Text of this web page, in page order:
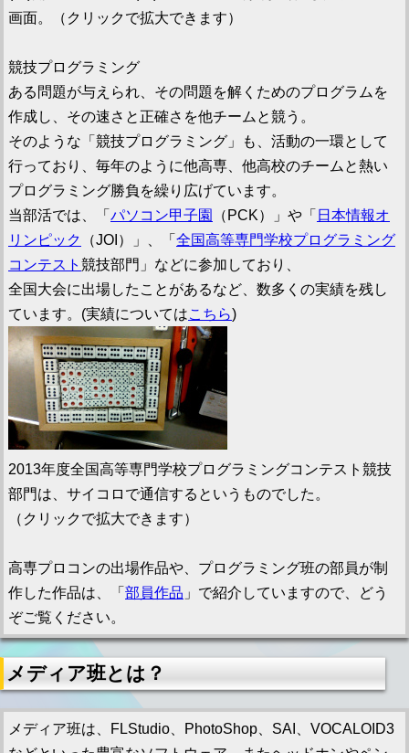
画面。（クリックで拡大できます）
競技プログラミング
ある問題が与えられ、その問題を解くためのプログラムを
作成し、その速さと正確さを他チームと競う。
そのような「競技プログラミング」も、活動の一環として
行っており、毎年のように他高専、他高校のチームと熱い
プログラミング勝負を繰り広げています。
当部活では、「 パソコン甲子園 （PCK）」や「 日本情報オ
リンピック
（JOI）」、「 全国高等専門学校プログラミング
コンテスト 競技部門」などに参加しており、
全国大会に出場したことがあるなど、数多くの実績を残し
ています。(実績についてはこちら)
2013年度全国高等専門学校プログラミングコンテスト競技
部門は、サイコロで通信するというものでした。
（クリックで拡大できます）
高専プロコンの出場作品や、プログラミング班の部員が制
作した作品は、「 部員作品 」で紹介していますので、どう
ぞご覧ください。
メディア班とは？
メディア班は、FLStudio、PhotoShop、SAI、VOCALOID3